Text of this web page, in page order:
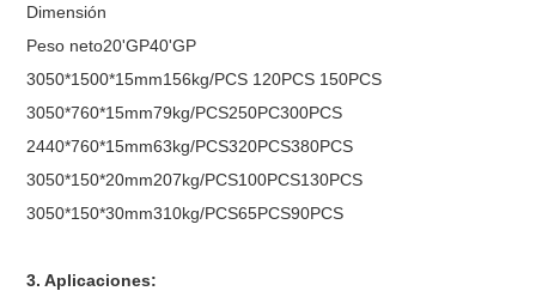
Dimensión
Peso neto20'GP40'GP
3050*1500*15mm156kg/PCS 120PCS 150PCS
3050*760*15mm79kg/PCS250PC300PCS
2440*760*15mm63kg/PCS320PCS380PCS
3050*150*20mm207kg/PCS100PCS130PCS
3050*150*30mm310kg/PCS65PCS90PCS
3. Aplicaciones: